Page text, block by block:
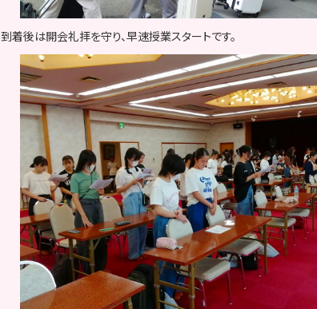
到着後は開会礼拝を守り、早速授業スタートです。